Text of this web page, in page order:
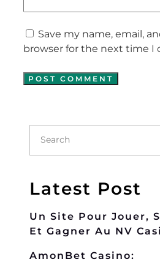
Latest Post
Un Site Pour Jouer,
Et Gagner Au NV
AmonBet Casino:
Save my name, email,
browser for the next time I